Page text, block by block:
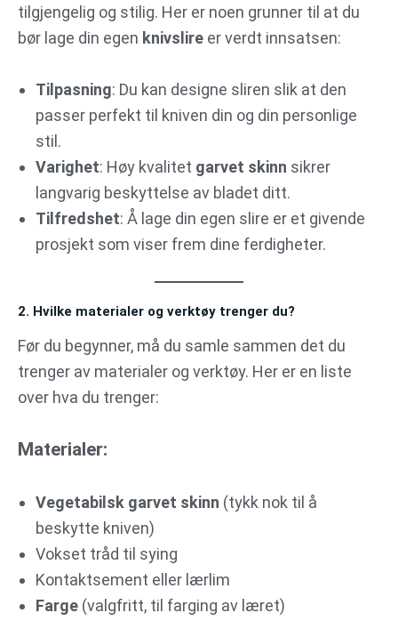
tilgjengelig og stilig. Her er noen grunner til at du
bør lage din egen knivslire er verdt innsatsen:
Tilpasning: Du kan designe sliren slik at den
passer perfekt til kniven din og din personlige
stil.
Varighet: Høy kvalitet garvet skinn sikrer
langvarig beskyttelse av bladet ditt.
Tilfredshet: Å lage din egen slire er et givende
prosjekt som viser frem dine ferdigheter.
2. Hvilke materialer og verktøy trenger du?
Før du begynner, må du samle sammen det du
trenger av materialer og verktøy. Her er en liste
over hva du trenger:
Materialer:
Vegetabilsk garvet skinn (tykk nok til å
beskytte kniven)
Vokset tråd til sying
Kontaktsement eller lærlim
Farge (valgfritt, til farging av læret)